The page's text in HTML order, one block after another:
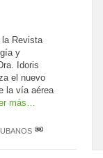
la Revista
y
Idoris
el nuevo
la vía aérea
más…